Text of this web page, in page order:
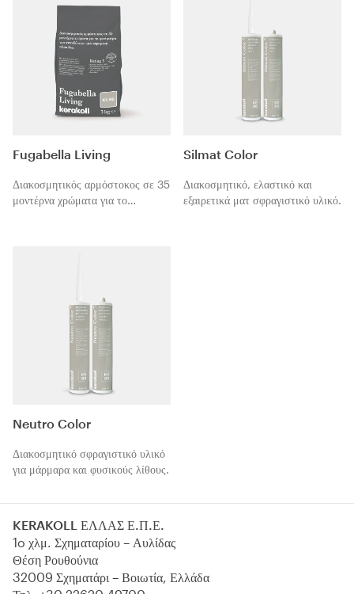
Fugabella Living
Διακοσμητικός αρμόστοκος σε 35
μοντέρνα χρώματα για το
Silmat Color
Διακοσμητικό, ελαστικό και
εξαιρετικά ματ σφραγιστικό υλικό.
Neutro Color
Διακοσμητικό σφραγιστικό υλικό
για μάρμαρα και φυσικούς λίθους.
KERAKOLL ΕΛΛΑΣ Ε.Π.Ε.
1o χλμ. Σχηματαρίου – Αυλίδας
Θέση Ρουθούνια
32009 Σχηματάρι – Βοιωτία, Ελλάδα